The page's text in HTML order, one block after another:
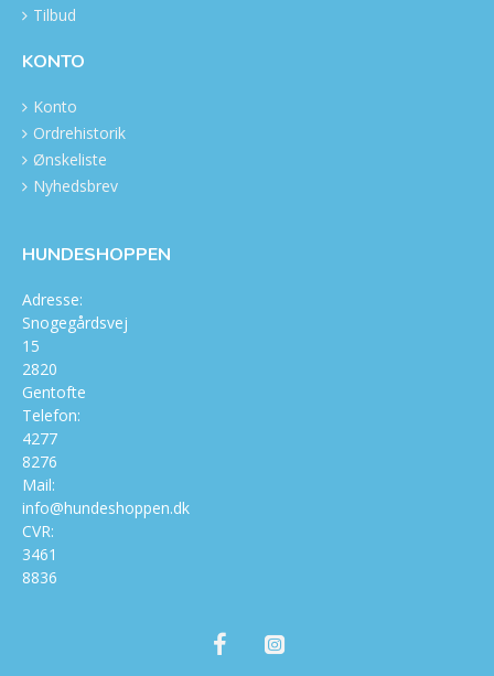
Tilbud
KONTO
Konto
Ordrehistorik
Ønskeliste
Nyhedsbrev
HUNDESHOPPEN
Adresse:
Snogegårdsvej
15
2820
Gentofte
Telefon:
4277
8276
Mail:
info@hundeshoppen.dk
CVR:
3461
8836